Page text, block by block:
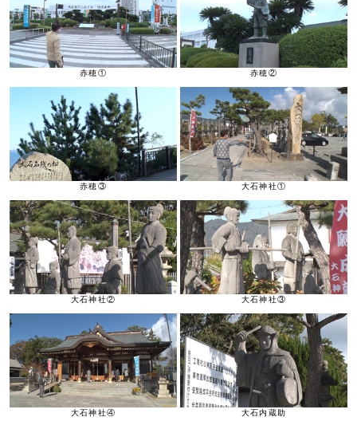
赤穂① 赤穂②
赤穂③ 大石神社①
大石神社② 大石神社③
大石神社④ 大石内蔵助